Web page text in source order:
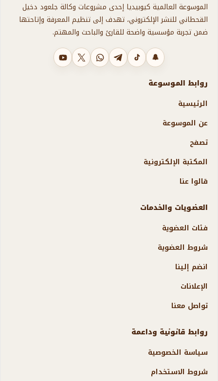
الموسوعة العالمية كيوبيديا إحدى مشروعات وكالة جلعود دخيل
القحطاني للنشر الإلكتروني، تهدف إلى تنظيم المعرفة وإتاحتها
ضمن تجربة مؤسسية واضحة للقارئ والباحث والمهتم.
يوتيوب
X واتسابتليجرامتيك توكسناب شات
روابط الموسوعة
الرئيسية
عن الموسوعة
تصفح
المكتبة الإلكترونية
قالوا عنا
العضويات والخدمات
فئات العضوية
شروط العضوية
انضم إلينا
الإعلانات
تواصل معنا
روابط قانونية وداعمة
سياسة الخصوصية
شروط الاستخدام